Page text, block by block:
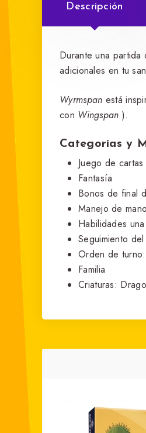
Descripción
Durante una partida
adicionales en tu
Wyrmspan está
con Wingspan ).
Categorías y
Juego de cartas
Fantasía
Bonos de final
Manejo de
Habilidades
Seguimiento
Orden de
Familia
Criaturas: